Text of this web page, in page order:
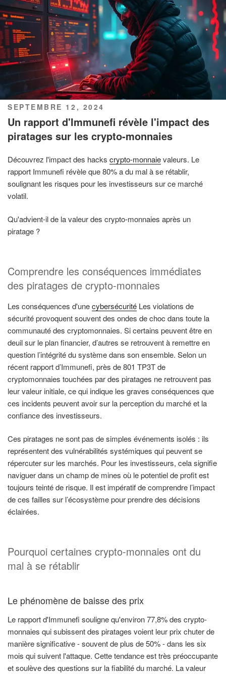
PUBLIÉ
LE
SEPTEMBRE 12, 2024
Un rapport d'Immunefi révèle l'impact des
piratages sur les crypto-monnaies
Découvrez l'impact des hacks crypto-monnaievaleurs. Le
rapport Immunefi révèle que 80% a du mal à se rétablir,
soulignant les risques pour les investisseurs sur ce marché
volatil.
Qu'advient-il de la valeur des crypto-monnaies après un
piratage ?
Comprendre les conséquences immédiates
des piratages de crypto-monnaies
Les conséquences d'unecybersécurité Les violations de
sécurité provoquent souvent des ondes de choc dans toute la
communauté des cryptomonnaies. Si certains peuvent être en
deuil sur le plan financier, d’autres se retrouvent à remettre en
question l’intégrité du système dans son ensemble. Selon un
récent rapport d’Immunefi, près de 801 TP3T de
cryptomonnaies touchées par des piratages ne retrouvent pas
leur valeur initiale, ce qui indique les graves conséquences que
ces incidents peuvent avoir sur la perception du marché et la
confiance des investisseurs.
Ces piratages ne sont pas de simples événements isolés : ils
représentent des vulnérabilités systémiques qui peuvent se
répercuter sur les marchés. Pour les investisseurs, cela signifie
naviguer dans un champ de mines où le potentiel de profit est
toujours teinté de risque. Il est impératif de comprendre l’impact
de ces failles sur l’écosystème pour prendre des décisions
éclairées.
Pourquoi certaines crypto-monnaies ont du
mal à se rétablir
Le phénomène de baisse des prix
Le rapport d'Immunefi souligne qu'environ 77,8% des crypto-
monnaies qui subissent des piratages voient leur prix chuter de
manière significative - souvent de plus de 50% - dans les six
mois qui suivent l'attaque. Cette tendance est très préoccupante
et soulève des questions sur la fiabilité du marché. La valeur